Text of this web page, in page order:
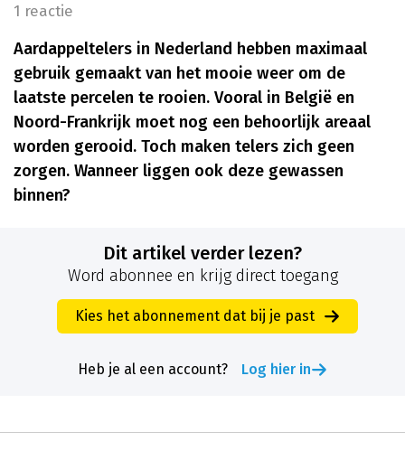
1 reactie
Aardappeltelers in Nederland hebben maximaal
gebruik gemaakt van het mooie weer om de
laatste percelen te rooien. Vooral in België en
Noord-Frankrijk moet nog een behoorlijk areaal
worden gerooid. Toch maken telers zich geen
zorgen. Wanneer liggen ook deze gewassen
binnen?
Dit artikel verder lezen?
Word abonnee en krijg direct toegang
Kies het abonnement dat bij je past
Heb je al een account? Log hier in